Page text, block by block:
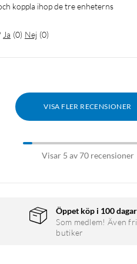
som kallasEthernet-backhaul
att du även kan få mer ut av
med i hemmet – tack varePoE.
koppla ihop de tre enheterns
Ja (0) Nej (0)
VISA FLER RECENSIONER
Visar 5 av 70 recensioner
Öppet köp i 100 dagar
Som medlem! Även
butiker